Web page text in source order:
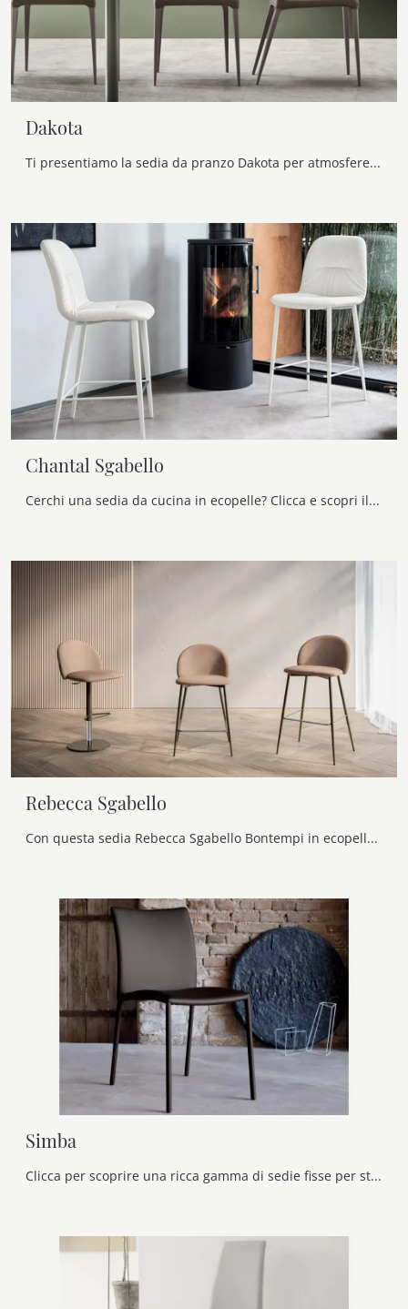
Dakota
Ti presentiamo la sedia da pranzo Dakota per atmosfere moderne, tra le più originali Sedie fisse di Maronese.
Chantal Sgabello
Cerchi una sedia da cucina in ecopelle? Clicca e scopri il modello Chantal Sgabello di Bontempi per completare i tuoi locali alla perfezione.
Rebecca Sgabello
Con questa sedia Rebecca Sgabello Bontempi in ecopelle, una delle nostre sedute sgabelli design, potrai completare i tuoi interni.
Simba
Clicca per scoprire una ricca gamma di sedie fisse per stanze moderne: il modello Simba di Bontempi ti sta aspettando!